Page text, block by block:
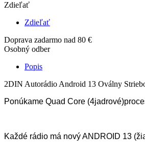
Zdieľať
Zdieľať
Doprava zadarmo nad 80 €
Osobný odber
Popis
2DIN Autorádio Android 13 Oválny
Ponúkame Quad Core
Každé rádio má nový ANDROID 13